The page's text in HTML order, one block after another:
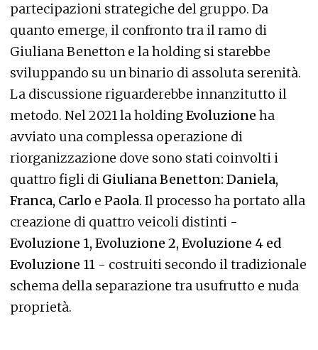
partecipazioni strategiche del gruppo. Da
quanto emerge, il confronto tra il ramo di
Giuliana Benetton e la holding si starebbe
sviluppando su un binario di assoluta serenità.
La discussione riguarderebbe innanzitutto il
metodo. Nel 2021 la holdingEvoluzione ha
avviato una complessa operazione di
riorganizzazione dove sono stati coinvolti i
quattro figli di Giuliana Benetton: Daniela,
Franca, Carlo e Paola. Il processo ha portato alla
creazione di quattro veicoli distinti -
Evoluzione 1, Evoluzione 2, Evoluzione 4 ed
Evoluzione 11 - costruiti secondo il tradizionale
schema della separazione tra usufrutto e nuda
proprietà.